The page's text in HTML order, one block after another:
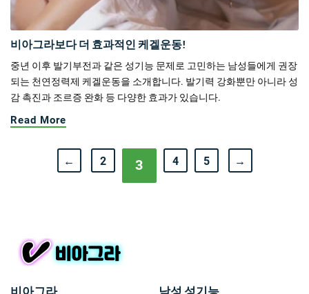
비아그라보다 더 효과적인 케겔운동!
중년 이후 발기부전과 같은 성기능 문제로 고민하는 남성들에게 권장
되는 천연정력제 케겔운동을 소개합니다. 발기력 강화뿐만 아니라 성
감 촉진과 조르증 완화 등 다양한 효과가 있습니다.
Read More
← 2 3 4 5 →
비아그라 남성 성기능